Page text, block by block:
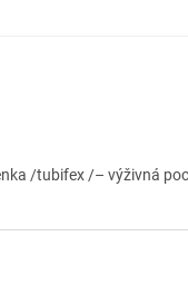
/tubifex /– výživná